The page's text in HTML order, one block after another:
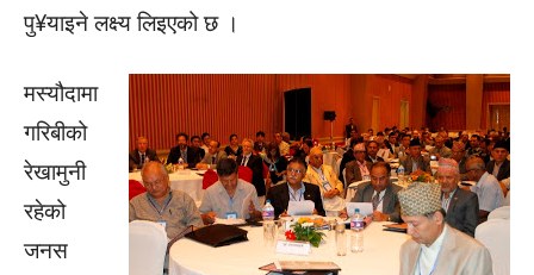
पु¥याइने लक्ष्य लिइएको छ ।
मस्यौदामा
गरिबीको
रेखामुनी
रहेको
जनस